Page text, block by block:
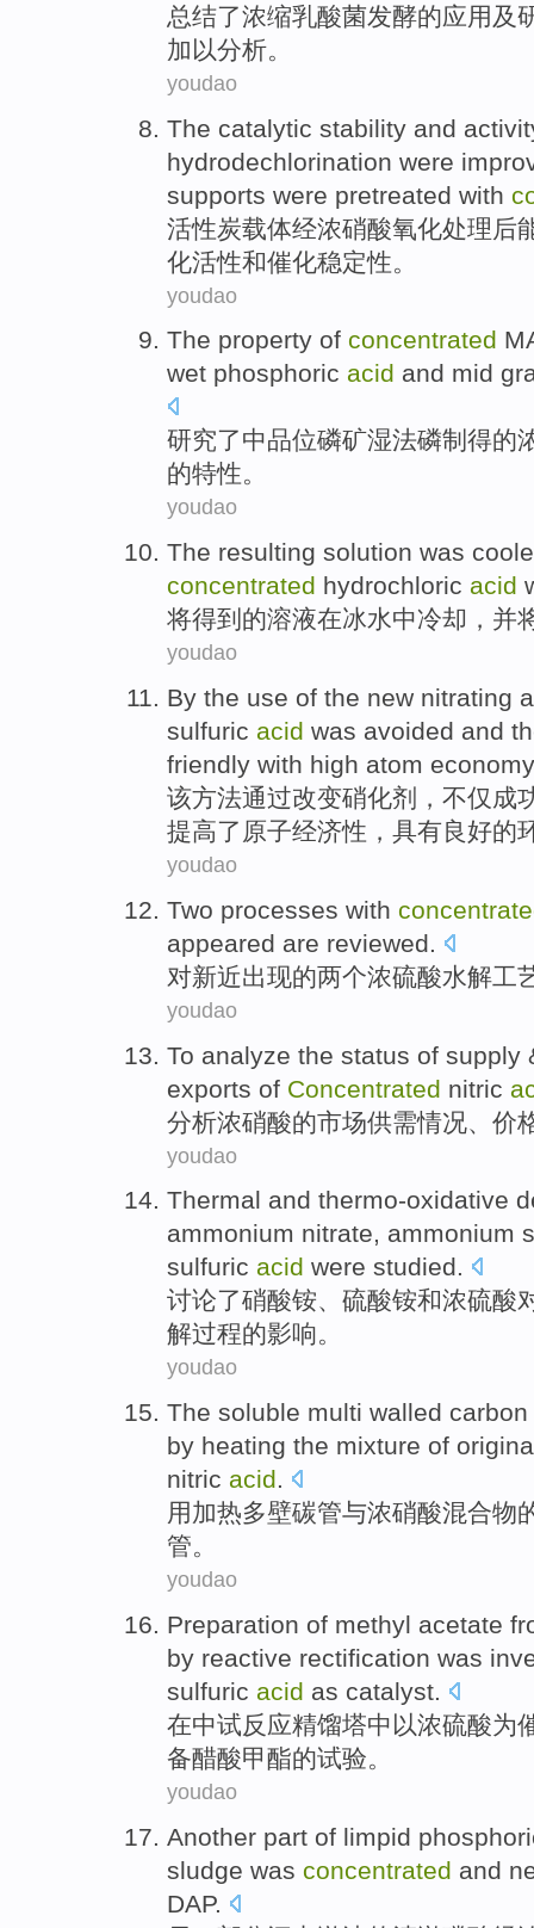
总结了浓缩乳酸菌发酵的应用 及
加以分析。
youdao
The catalytic stability and
hydrodechlorination were
supports were pretreated with
活性炭载体经浓硝酸氧化处理 后
化活性和催化稳定性 。
youdao
The property of concentrated
wet phosphoric acid and mid
研究了中品位磷矿湿法磷制得的
的特性。
youdao
The resulting solution was
concentrated hydrochloric acid
将得到的溶液在冰水中冷却 ， 并
youdao
By the use of the new nitrating
sulfuric acid was avoided and
friendly with high atom economy
该方法通过改变硝化剂
，不仅成
提高了 原子经济性， 具有良好的
youdao
Two processes with
appeared are reviewed.
对新近出现的两个浓硫酸水解工
youdao
To analyze the status of supply
exports of Concentrated nitric
分析浓硝酸的市场供需情况 价
youdao
Thermal and thermo-oxidative
ammonium nitrate, ammonium
sulfuric acid were studied.
讨论了硝酸铵、 硫酸铵和浓硫酸
解过程的影响。
youdao
The soluble multi walled carbon
by heating the mixture of
nitric acid.
用加热多壁碳管与浓硝酸混合物
管。
youdao
Preparation of methyl acetate
by reactive rectification was
sulfuric acid as catalyst.
在中试反应精馏塔中 以浓硫酸为
备醋酸甲酯的试验。
youdao
Another part of limpid
sludge was concentrated and
DAP.